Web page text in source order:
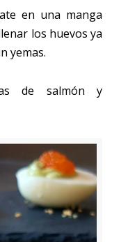
en una manga
los huevos ya
yemas.
de salmón y